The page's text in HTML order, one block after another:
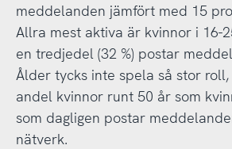
meddelanden jämfört med 15
Allra mest aktiva är kvinnor i 16-
en tredjedel (32 %) postar
Ålder tycks inte spela så stor
andel kvinnor runt 50 år som
som dagligen postar
nätverk.